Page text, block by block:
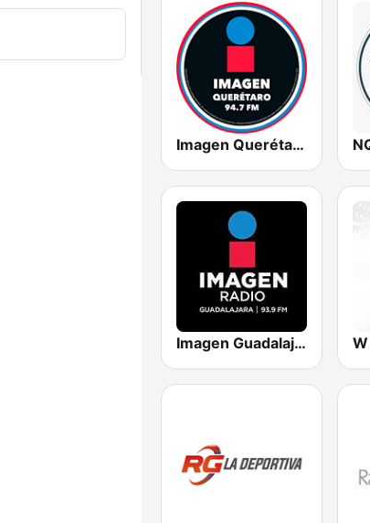
Imagen Querétaro 94.7 FM
Imagen Guadalajara 93.9 FM